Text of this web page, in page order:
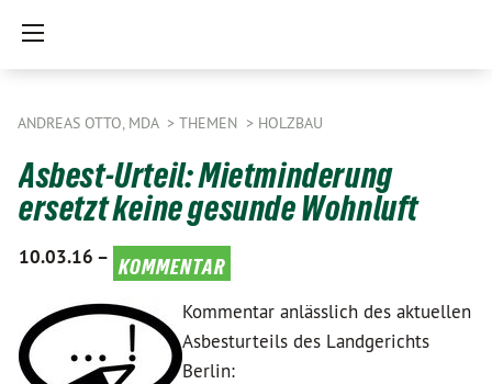
ANDREAS OTTO, MDA THEMEN HOLZBAU
Asbest-Urteil: Mietminderung
ersetzt keine gesunde Wohnluft
10.03.16 – kommentar
Kommentar anlässlich des aktuellen
Asbesturteils des Landgerichts
Berlin: